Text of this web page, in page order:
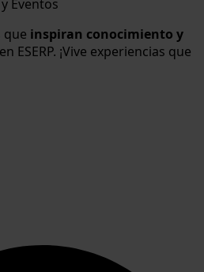
Eventos
que inspiran conocimiento y
en ESERP. ¡Vive experiencias que